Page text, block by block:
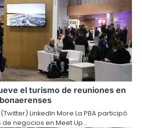
el turismo de reuniones en
LinkedIn More La PBA participó
negocios en Meet Up…